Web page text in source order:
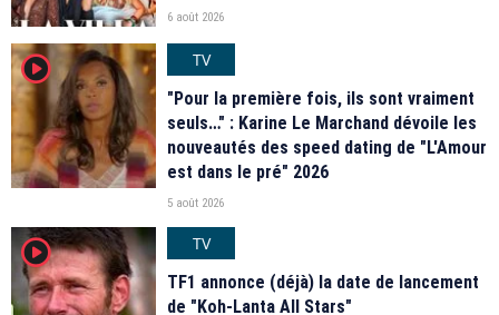
6 août 2026
player2
TV
"Pour la première fois, ils sont vraiment
seuls…" : Karine Le Marchand dévoile les
nouveautés des speed dating de "L'Amour
est dans le pré" 2026
5 août 2026
player2
TV
TF1 annonce (déjà) la date de lancement
de "Koh-Lanta All Stars"